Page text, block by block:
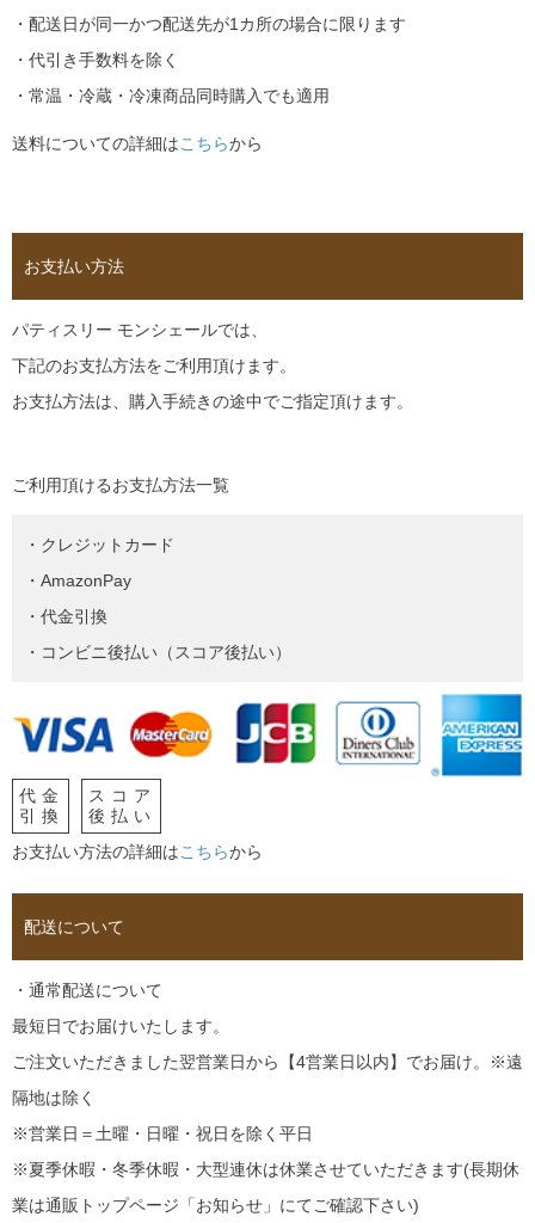
・配送日が同一かつ配送先が1カ所の場合に限ります
・代引き手数料を除く
・常温・冷蔵・冷凍商品同時購入でも適用
送料についての詳細はこちらから
お支払い方法
パティスリー モンシェールでは、
下記のお支払方法をご利用頂けます。
お支払方法は、購入手続きの途中でご指定頂けます。
ご利用頂けるお支払方法一覧
・クレジットカード
・AmazonPay
・代金引換
・コンビニ後払い（スコア後払い）
代金
引換
スコア
後払い
お支払い方法の詳細はこちらから
配送について
・通常配送について
最短日でお届けいたします。
ご注文いただきました翌営業日から【4営業日以内】でお届け。※遠
隔地は除く
※営業日＝土曜・日曜・祝日を除く平日
※夏季休暇・冬季休暇・大型連休は休業させていただきます(長期休
業は通販トップページ「お知らせ」にてご確認下さい)